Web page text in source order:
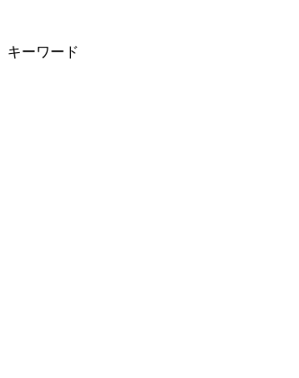
キーワード